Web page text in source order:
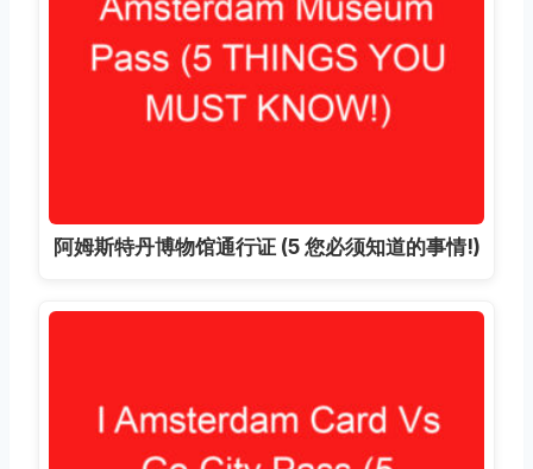
阿姆斯特丹博物馆通行证 (5 您必须知道的事情!)